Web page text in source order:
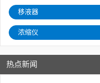
移液器
浓缩仪
热点新闻